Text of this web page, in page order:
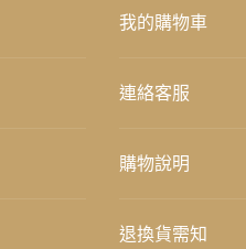
我的購物車
連絡客服
購物說明
退換貨需知